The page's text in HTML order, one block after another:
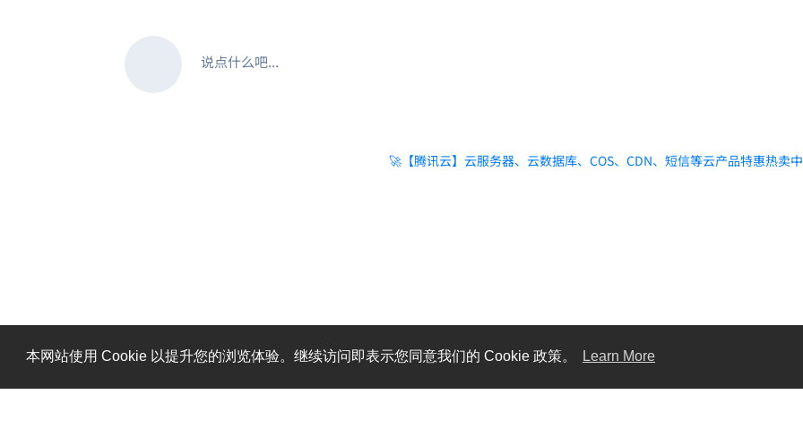
本网站使用 Cookie 以提升您的浏览体验。继续访问即表示您同意我们的 Cookie 政策。 Learn More
说点什么吧...
🚀【腾讯云】云服务器、云数据库、COS、CDN、短信等云产品特惠热卖